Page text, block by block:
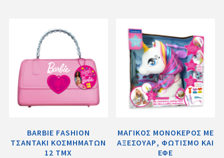
ΒΑRΒΙΕ FΑSΗΙΟΝ
ΤΣΑΝΤΑΚΙ ΚΟΣΜΗΜΑΤΩΝ
12 TMX
ΜΑΓΙΚΟΣ ΜΟΝΟΚΕΡΟΣ ΜΕ
ΑΞΕΣΟΥΑΡ, ΦΩΤΙΣΜΟ ΚΑΙ
ΕΦΕ